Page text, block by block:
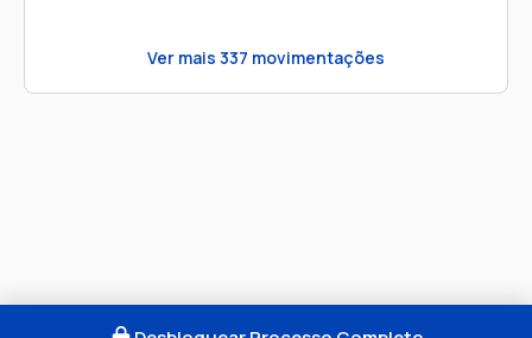
Ver mais 337 movimentações